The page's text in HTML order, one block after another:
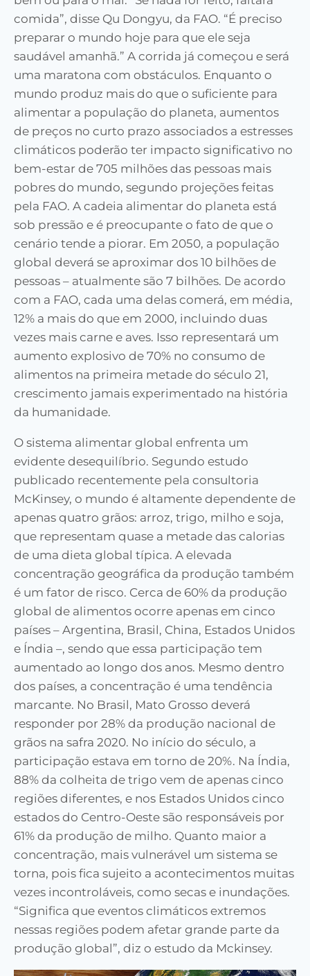
comida”, disse Qu Dongyu, da FAO. “É preciso
preparar o mundo hoje para que ele seja
saudável amanhã.” A corrida já começou e será
uma maratona com obstáculos. Enquanto o
mundo produz mais do que o suficiente para
alimentar a população do planeta, aumentos
de preços no curto prazo associados a estresses
climáticos poderão ter impacto significativo no
bem-estar de 705 milhões das pessoas mais
pobres do mundo, segundo projeções feitas
pela FAO. A cadeia alimentar do planeta está
sob pressão e é preocupante o fato de que o
cenário tende a piorar. Em 2050, a população
global deverá se aproximar dos 10 bilhões de
pessoas – atualmente são 7 bilhões. De acordo
com a FAO, cada uma delas comerá, em média,
12% a mais do que em 2000, incluindo duas
vezes mais carne e aves. Isso representará um
aumento explosivo de 70% no consumo de
alimentos na primeira metade do século 21,
crescimento jamais experimentado na história
da humanidade.
O sistema alimentar global enfrenta um
evidente desequilíbrio. Segundo estudo
publicado recentemente pela consultoria
McKinsey, o mundo é altamente dependente de
apenas quatro grãos: arroz, trigo, milho e soja,
que representam quase a metade das calorias
de uma dieta global típica. A elevada
concentração geográfica da produção também
é um fator de risco. Cerca de 60% da produção
global de alimentos ocorre apenas em cinco
países – Argentina, Brasil, China, Estados Unidos
e Índia –, sendo que essa participação tem
aumentado ao longo dos anos. Mesmo dentro
dos países, a concentração é uma tendência
marcante. No Brasil, Mato Grosso deverá
responder por 28% da produção nacional de
grãos na safra 2020. No início do século, a
participação estava em torno de 20%. Na Índia,
88% da colheita de trigo vem de apenas cinco
regiões diferentes, e nos Estados Unidos cinco
estados do Centro-Oeste são responsáveis por
61% da produção de milho. Quanto maior a
concentração, mais vulnerável um sistema se
torna, pois fica sujeito a acontecimentos muitas
vezes incontroláveis, como secas e inundações.
“Significa que eventos climáticos extremos
nessas regiões podem afetar grande parte da
produção global”, diz o estudo da Mckinsey.